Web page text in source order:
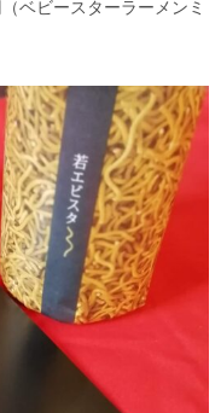
ベビースターラーメンミ